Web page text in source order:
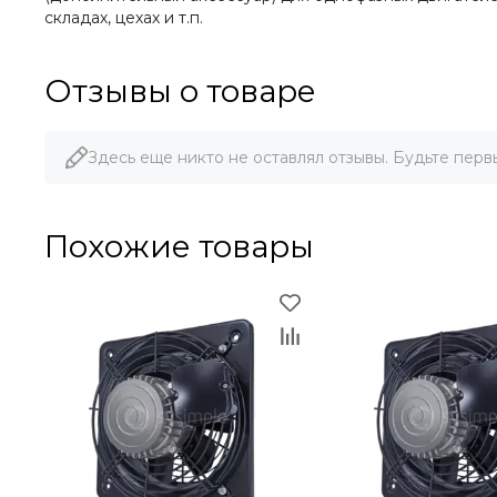
складах, цехах и т.п.
Отзывы о товаре
Здесь еще никто не оставлял отзывы. Будьте
Похожие товары